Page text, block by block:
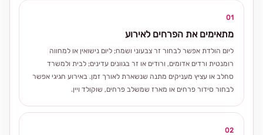
01
מתאימים את הפרחים לאירוע
ליום הולדת אפשר לבחור זר צבעוני ושמח; ליום נישואין או למחווה
רומנטית ורדים אדומים, ורודים או זר בגוונים עדינים; לבית ולמשרד
סחלב או עציץ מעניקים מתנה שנשארת לאורך זמן. באירוע חגיגי אפשר
לבחור סידור פרחים או מארז שמשלב פרחים, שוקולד ויין.
02